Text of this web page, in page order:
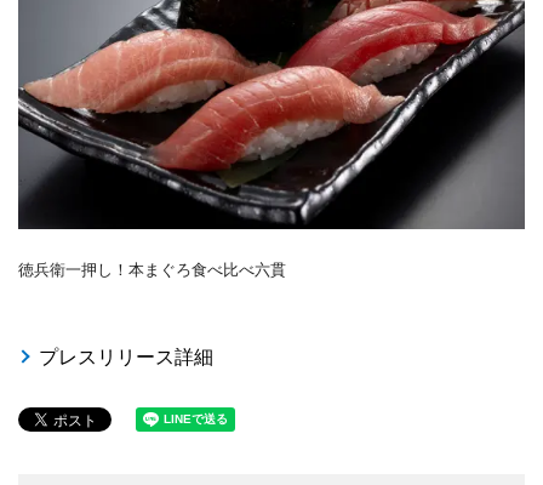
徳兵衛一押し！本まぐろ食べ比べ六貫
プレスリリース詳細